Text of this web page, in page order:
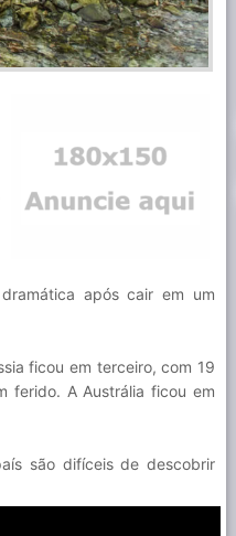
após cair em um
ficou em terceiro, com 19
ferido. A Austrália ficou em
são difíceis de descobrir